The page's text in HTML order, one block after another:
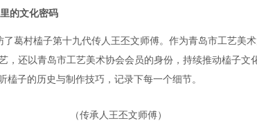
的文化密码
葛村榼子第十九代传人王丕文师傅。作为青岛市工艺美
，还以青岛市工艺美术协会会员的身份，持续推动榼子文
榼子的历史与制作技巧，记录下每一个细节。
（传承人王丕文师傅）